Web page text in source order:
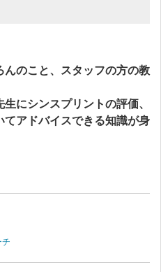
のこと、スタッフの方の教
にシンスプリントの評価、
アドバイスできる知識が身